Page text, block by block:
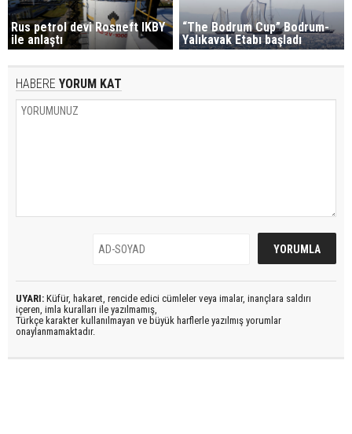
Rus petrol devi Rosneft IKBY
ile anlaştı
“The Bodrum Cup” Bodrum-
Yalıkavak Etabı başladı
HABERE YORUM KAT
UYARI: Küfür, hakaret, rencide edici cümleler veya imalar, inançlara saldırı
içeren, imla kuralları ile yazılmamış,
Türkçe karakter kullanılmayan ve büyük harflerle yazılmış yorumlar
onaylanmamaktadır.